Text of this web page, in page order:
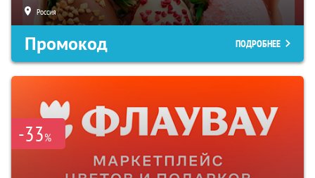
Россия
Промокод ПОДРОБНЕЕ
-33%